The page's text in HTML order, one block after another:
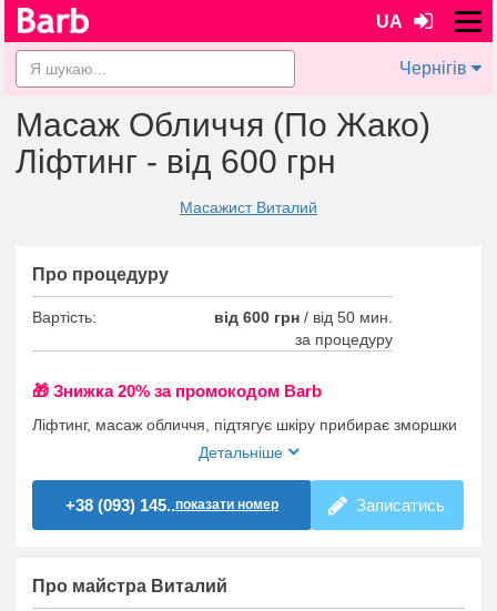
UA
Чернігів
Масаж Обличчя (По Жако)
Ліфтинг - від 600 грн
Масажист Виталий
Про процедуру
Вартість: від 600 грн / від 50 мин.
за процедуру
🎁 Знижка 20% за промокодом Barb
Ліфтинг, масаж обличчя, підтягує шкіру прибирає зморшки
Детальніше
+38 (093) 145..показати номер Записатись
Про майстра Виталий